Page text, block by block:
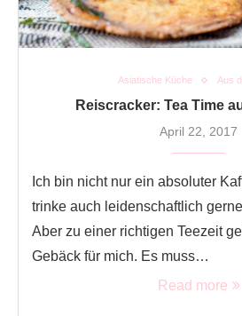
Asiatische Küche Aus
Reiscracker: Tea Time
April 22, 2017
Ich bin nicht nur ein absoluter
trinke auch leidenschaftlich
Aber zu einer richtigen Teezeit
Gebäck für mich. Es muss…
Read more